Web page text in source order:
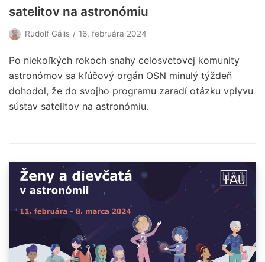
satelitov na astronómiu
Rudolf Gális 16. februára 2024
Po niekoľkých rokoch snahy celosvetovej komunity
astronómov sa kľúčový orgán OSN minulý týždeň
dohodol, že do svojho programu zaradí otázku vplyvu
sústav satelitov na astronómiu.